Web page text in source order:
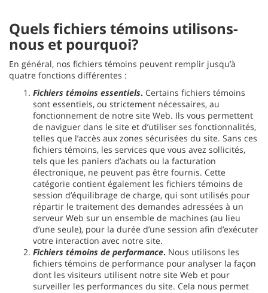
Quels fichiers témoins utilisons-
nous et pourquoi?
En général, nos fichiers témoins peuvent remplir jusqu’à
quatre fonctions différentes :
Fichiers témoins essentiels. Certains fichiers témoins
sont essentiels, ou strictement nécessaires, au
fonctionnement de notre site Web. Ils vous permettent
de naviguer dans le site et d’utiliser ses fonctionnalités,
telles que l’accès aux zones sécurisées du site. Sans ces
fichiers témoins, les services que vous avez sollicités,
tels que les paniers d’achats ou la facturation
électronique, ne peuvent pas être fournis. Cette
catégorie contient également les fichiers témoins de
session d’équilibrage de charge, qui sont utilisés pour
répartir le traitement des demandes adressées à un
serveur Web sur un ensemble de machines (au lieu
d’une seule), pour la durée d’une session afin d’exécuter
votre interaction avec notre site.
Fichiers témoins de performance. Nous utilisons les
fichiers témoins de performance pour analyser la façon
dont les visiteurs utilisent notre site Web et pour
surveiller les performances du site. Cela nous permet